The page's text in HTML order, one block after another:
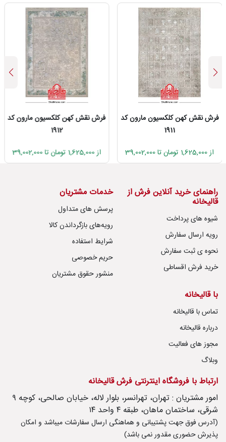
فرش نقش کهن کلکسیون مارون کد
1911
از 1,625,000 تومان تا 39,002,000
فرش نقش کهن کلکسیون مارون کد
1912
از 1,625,000 تومان تا 39,002,000
راهنمای خرید آنلاین فرش از
قالیخانه
شیوه های پرداخت
رویه ارسال سفارش
نحوه ی ثبت سفارش
خرید فرش اقساطی
خدمات مشتریان
پرسش های متداول
رویه‌های بازگرداندن کالا
شرایط استفاده
حریم خصوصی
منشور حقوق مشتریان
با قالیخانه
تماس با قالیخانه
درباره قالیخانه
مجوز های فعالیت
وبلاگ
ارتباط با فروشگاه اینترنتی فرش قالیخانه
امور مشتریان : تهران، تهرانسر، بلوار لاله، خیابان صالحی، کوچه ۹
شرقی، ساختمان ماهان، طبقه ۴ واحد ۱۴
(آدرس فوق جهت پشتیبانی و هماهنگی ارسال سفارشات میباشد و امکان
پذیرش حضوری مقدور نمی باشد)